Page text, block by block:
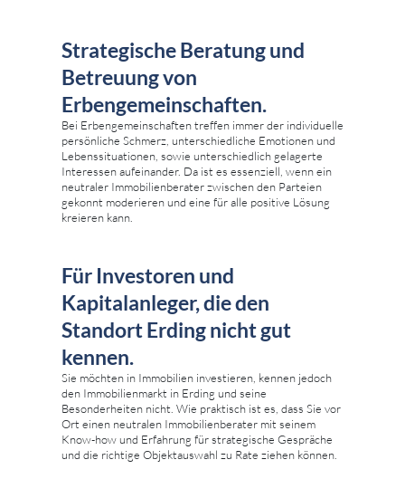
Strategische Beratung und
Betreuung von
Erbengemeinschaften.
Bei Erbengemeinschaften treffen immer der individuelle
persönliche Schmerz, unterschiedliche Emotionen und
Lebenssituationen, sowie unterschiedlich gelagerte
Interessen aufeinander. Da ist es essenziell, wenn ein
neutraler Immobilienberater zwischen den Parteien
gekonnt moderieren und eine für alle positive Lösung
kreieren kann.
Für Investoren und
Kapitalanleger, die den
Standort Erding nicht gut
kennen.
Sie möchten in Immobilien investieren, kennen jedoch
den Immobilienmarkt in Erding und seine
Besonderheiten nicht. Wie praktisch ist es, dass Sie vor
Ort einen neutralen Immobilienberater mit seinem
Know-how und Erfahrung für strategische Gespräche
und die richtige Objektauswahl zu Rate ziehen können.